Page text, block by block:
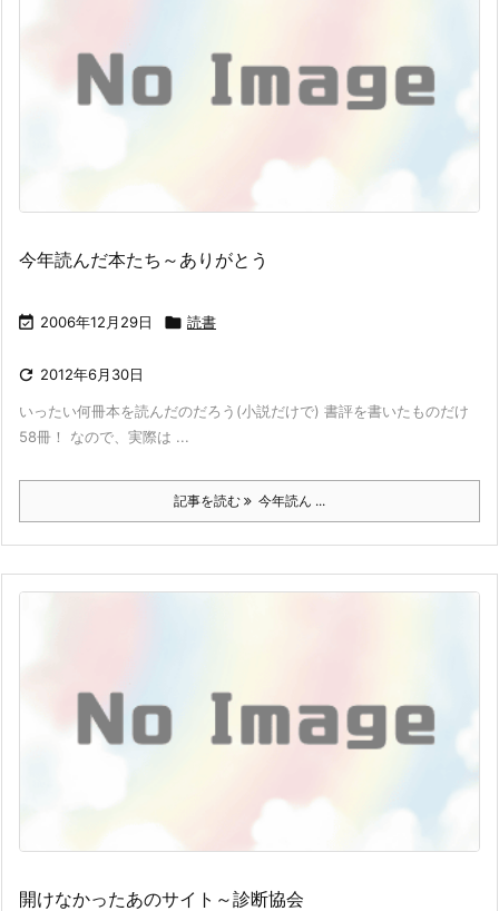
今年読んだ本たち～ありがとう
 2006年12月29日  読書
 2012年6月30日
いったい何冊本を読んだのだろう(小説だけで) 書評を書いたものだけ
58冊！ なので、実際は ...
記事を読む 今年読ん ...
開けなかったあのサイト～診断協会